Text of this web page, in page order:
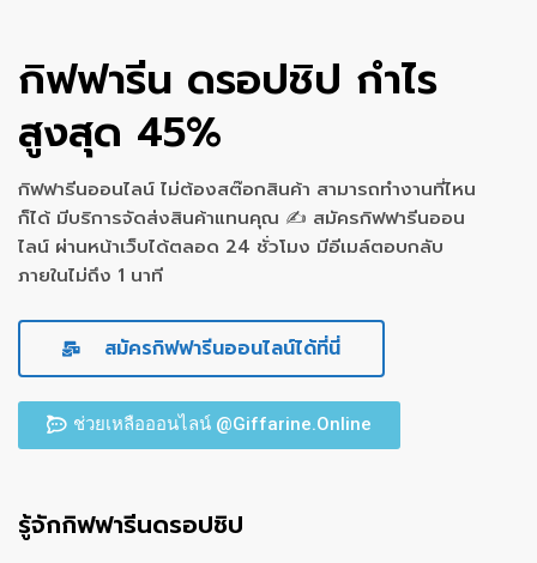
กิฟฟารีน ดรอปชิป กำไร
สูงสุด 45%
กิฟฟารีนออนไลน์ ไม่ต้องสต๊อกสินค้า สามารถทำงานที่ไหน
ก็ได้ มีบริการจัดส่งสินค้าแทนคุณ ✍ สมัครกิฟฟารีนออน
ไลน์ ผ่านหน้าเว็บได้ตลอด 24 ชั่วโมง มีอีเมล์ตอบกลับ
ภายในไม่ถึง 1 นาที
สมัครกิฟฟารีนออนไลน์ได้ที่นี่
ช่วยเหลือออนไลน์ @Giffarine.Online
รู้จักกิฟฟารีนดรอปชิป